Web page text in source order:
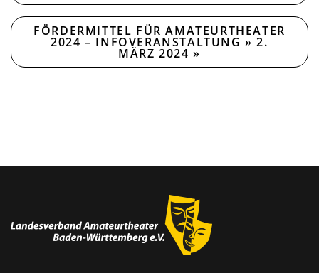
FÖRDERMITTEL FÜR AMATEURTHEATER
2024 – INFOVERANSTALTUNG » 2.
MÄRZ 2024»